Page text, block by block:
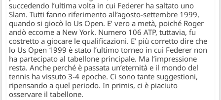
succedendo l’ultima volta in cui Federer ha saltato uno
Slam. Tutti fanno riferimento all’agosto-settembre 1999,
quando si giocò lo Us Open. E’ vero a metà, poiché Roger
andò eccome a New York. Numero 106 ATP, tuttavia, fu
costretto a giocare le qualificazioni. E’ più corretto dire che
lo Us Open 1999 è stato l’ultimo torneo in cui Federer non
ha partecipato al tabellone principale. Ma l’impressione
resta. Anche perché è passata un’eternità e il mondo del
tennis ha vissuto 3-4 epoche. Ci sono tante suggestioni,
ripensando a quel periodo. In primis, ci è piaciuto
osservare il tabellone.